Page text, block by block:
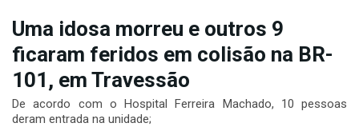
J3NEWS
COLUNAS
Uma idosa morreu e outros 9
ficaram feridos em colisão na BR-
101, em Travessão
De acordo com o Hospital Ferreira Machado, 10 pessoas
deram entrada na unidade;